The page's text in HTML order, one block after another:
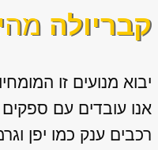
קבריולה
יבוא מנועים זו
אנו עובדים עם
רכבים ענק כמו יפן